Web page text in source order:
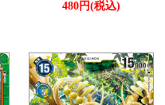
480円(税込)